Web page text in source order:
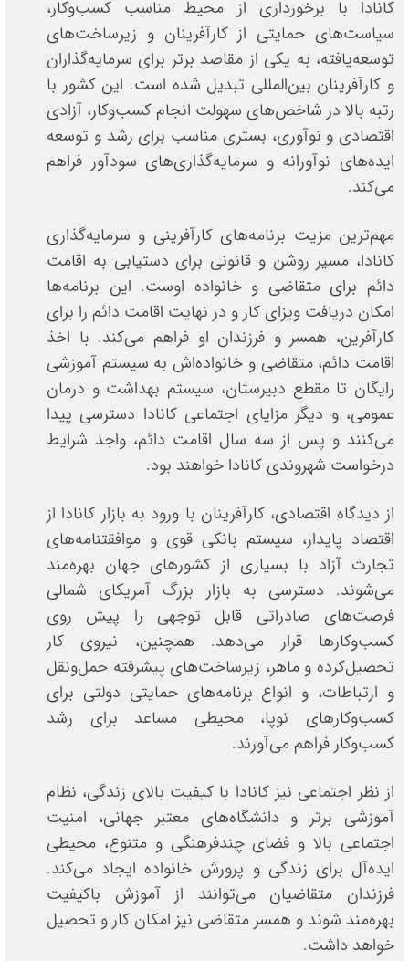
کانادا با برخورداری از محیط مناسب کسب‌وکار،
سیاست‌های حمایتی از کارآفرینان و زیرساخت‌های
توسعه‌یافته، به یکی از مقاصد برتر برای سرمایه‌گذاران
و کارآفرینان بین‌المللی تبدیل شده است. این کشور با
رتبه بالا در شاخص‌های سهولت انجام کسب‌وکار، آزادی
اقتصادی و نوآوری، بستری مناسب برای رشد و توسعه
ایده‌های نوآورانه و سرمایه‌گذاری‌های سودآور فراهم
می‌کند.
مهم‌ترین مزیت برنامه‌های کارآفرینی و سرمایه‌گذاری
کانادا، مسیر روشن و قانونی برای دستیابی به اقامت
دائم برای متقاضی و خانواده اوست. این برنامه‌ها
امکان دریافت ویزای کار و در نهایت اقامت دائم را برای
کارآفرین، همسر و فرزندان او فراهم می‌کند. با اخذ
اقامت دائم، متقاضی و خانواده‌اش به سیستم آموزشی
رایگان تا مقطع دبیرستان، سیستم بهداشت و درمان
عمومی، و دیگر مزایای اجتماعی کانادا دسترسی پیدا
می‌کنند و پس از سه سال اقامت دائم، واجد شرایط
درخواست شهروندی کانادا خواهند بود.
از دیدگاه اقتصادی، کارآفرینان با ورود به بازار کانادا از
اقتصاد پایدار، سیستم بانکی قوی و موافقتنامه‌های
تجارت آزاد با بسیاری از کشورهای جهان بهره‌مند
می‌شوند. دسترسی به بازار بزرگ آمریکای شمالی
فرصت‌های صادراتی قابل توجهی را پیش روی
کسب‌وکارها قرار می‌دهد. همچنین، نیروی کار
تحصیل‌کرده و ماهر، زیرساخت‌های پیشرفته حمل‌ونقل
و ارتباطات، و انواع برنامه‌های حمایتی دولتی برای
کسب‌وکارهای نوپا، محیطی مساعد برای رشد
کسب‌وکار فراهم می‌آورند.
از نظر اجتماعی نیز کانادا با کیفیت بالای زندگی، نظام
آموزشی برتر و دانشگاه‌های معتبر جهانی، امنیت
اجتماعی بالا و فضای چندفرهنگی و متنوع، محیطی
ایده‌آل برای زندگی و پرورش خانواده ایجاد می‌کند.
فرزندان متقاضیان می‌توانند از آموزش باکیفیت
بهره‌مند شوند و همسر متقاضی نیز امکان کار و تحصیل
خواهد داشت.